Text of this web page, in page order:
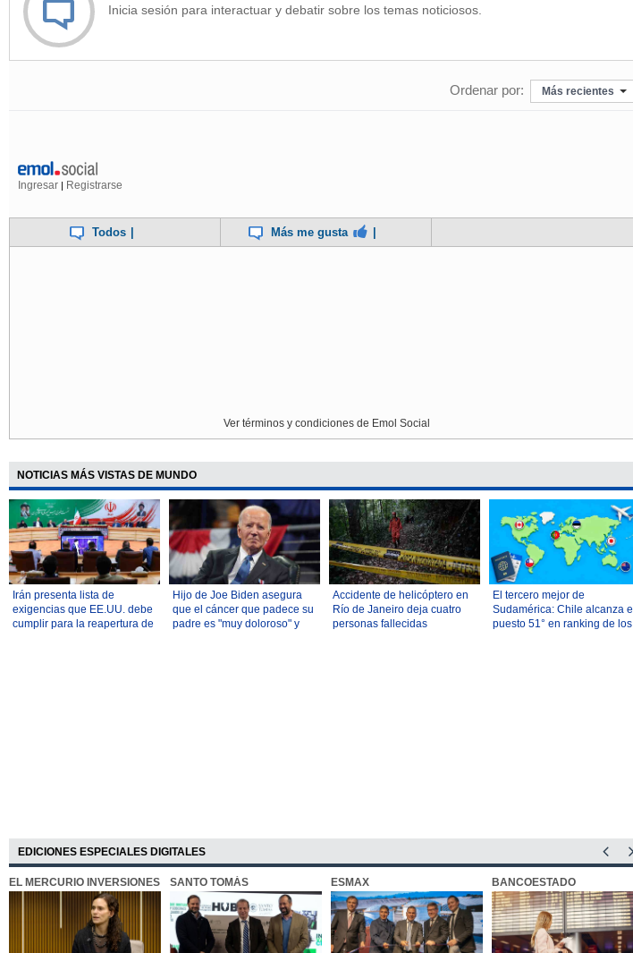
Inicia sesión para interactuar y debatir sobre los temas noticiosos.
Ordenar por: Más recientes
Ingresar Registrarse
Todos Más me gusta
Ver términos y condiciones de Emol Social
NOTICIAS MÁS VISTAS DE MUNDO
Irán presenta lista de
exigencias que EE.UU. debe
cumplir para la reapertura de
Hijo de Joe Biden asegura
que el cáncer que padece su
padre es "muy doloroso" y
Accidente de helicóptero en
Río de Janeiro deja cuatro
personas fallecidas
El tercero mejor de
Sudamérica: Chile alcanza el
puesto 51° en ranking de los
EDICIONES ESPECIALES DIGITALES
EL MERCURIO INVERSIONES SANTO TOMÁS ESMAX BANCOESTADO